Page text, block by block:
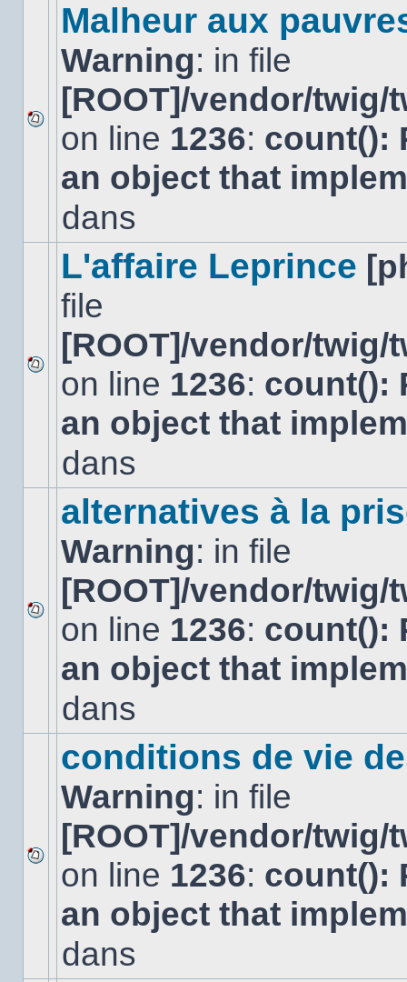
Aucun
nouveau
message
non-
dans
Malheur aux
Warning: in file
[ROOT]/vendor/
on line 1236: count():
an object that
dans
Aucun
nouveau
message
non-
dans
L'affaire Leprince
file
[ROOT]/vendor/
on line 1236: count():
an object that
dans
Aucun
nouveau
message
non-
dans
alternatives à la
Warning: in file
[ROOT]/vendor/
on line 1236: count():
an object that
dans
Aucun
nouveau
message
non-
dans
conditions de vie
Warning: in file
[ROOT]/vendor/
on line 1236: count():
an object that
dans